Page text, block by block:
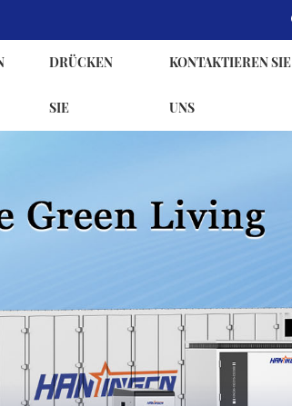
DRÜCKEN
SIE
KONTAKTIEREN SIE
UNS